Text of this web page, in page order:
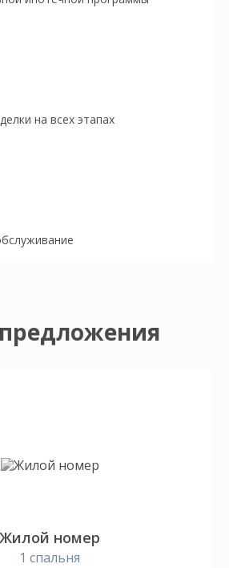
на всех этапах
Жилой номер
1 спальня